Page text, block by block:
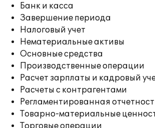
Банк и касса
Завершение периода
Налоговый учет
Нематериальные активы
Основные средства
Производственные операции
Расчет зарплаты и кадровый
Расчеты с контрагентами
Регламентированная
Товарно-материальные
Торговые операции